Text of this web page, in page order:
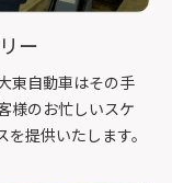
ー
東自動車はその手
様のお忙しいスケ
提供いたします。